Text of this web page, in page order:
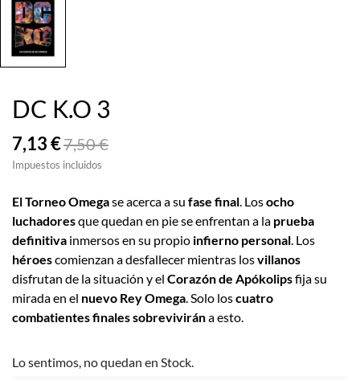
DC K.O 3
7,13 €7,50 €
Impuestos incluidos
El Torneo Omegase acerca a su fase final. Losocho
luchadoresque quedan en pie se enfrentan a la prueba
definitiva inmersos en su propio infierno personal. Los
héroescomienzan a desfallecer mientras losvillanos
disfrutan de la situación y el Corazón de Apókolipsfija su
mirada en el nuevo Rey Omega. Solo loscuatro
combatientes finalessobrevivirána esto.
Lo sentimos, no quedan en Stock.